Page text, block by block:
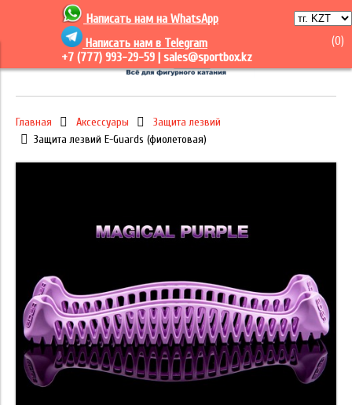
Написать нам на WhatsApp
Написать нам в Telegram
+7 (777) 993-29-59 | sales@sportbox.kz
(0)
Главная Аксессуары
Защита лезвий
Защита лезвий E-Guards (фиолетовая)